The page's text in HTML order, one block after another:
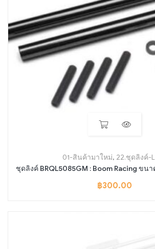
01-สินค้ามาใหม่, 22.ชุดลิงค์-
ชุดลิงค์ BRQL5085GM : Boom Racing ขนา
฿300.00